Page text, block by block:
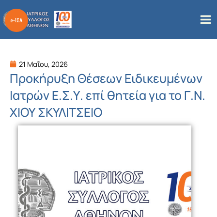
στο
περιεχόμενο
21 Μαΐου, 2026
Προκήρυξη Θέσεων Ειδικευμένων
Ιατρών Ε.Σ.Υ. επί θητεία για το Γ.Ν.
ΧΙΟΥ ΣΚΥΛΙΤΣΕΙΟ